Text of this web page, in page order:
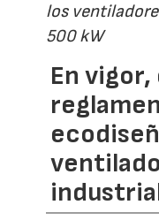
los
500 kW
En